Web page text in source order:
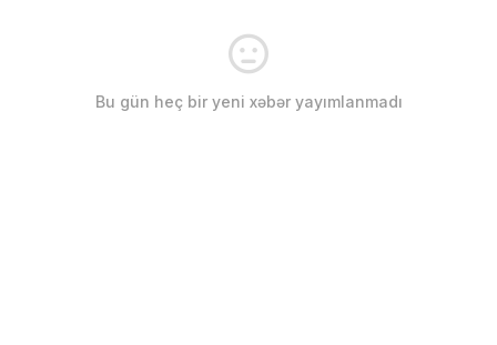
Bu gün heç bir yeni xəbər yayımlanmadı